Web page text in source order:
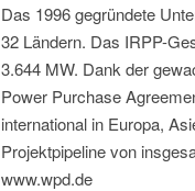
Das 1996 gegründete
32 Ländern. Das IRPP-
3.644 MW. Dank der
Power Purchase
international in Europa,
Projektpipeline von
www.wpd.de